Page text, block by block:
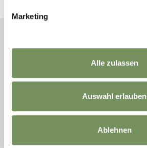
Marketing
Alle zulassen
Auswahl erlauben
Ablehnen
ABONNEER U OP DE NIEUWSBRIEF